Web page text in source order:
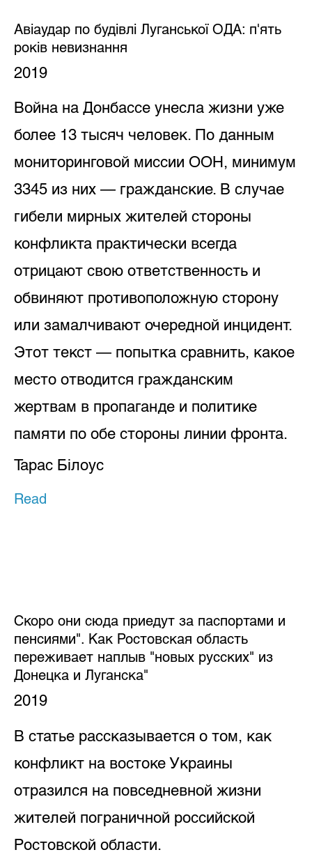
Авіаудар по будівлі Луганської ОДА: п'ять
років невизнання
2019
Война на Донбассе унесла жизни уже
более 13 тысяч человек. По данным
мониторинговой миссии ООН, минимум
3345 из них — гражданские. В случае
гибели мирных жителей стороны
конфликта практически всегда
отрицают свою ответственность и
обвиняют противоположную сторону
или замалчивают очередной инцидент.
Этот текст — попытка сравнить, какое
место отводится гражданским
жертвам в пропаганде и политике
памяти по обе стороны линии фронта.
Тарас Бiлоус
Read
Скоро они сюда приедут за паспортами и
пенсиями". Как Ростовская область
переживает наплыв "новых русских" из
Донецка и Луганска"
2019
В статье рассказывается о том, как
конфликт на востоке Украины
отразился на повседневной жизни
жителей пограничной российской
Ростовской области.